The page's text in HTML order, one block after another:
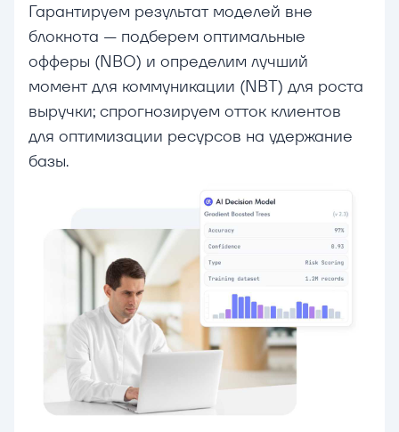
Гарантируем результат моделей вне
блокнота — подберем оптимальные
офферы (NBO) и определим лучший
момент для коммуникации (NBT) для роста
выручки; cпрогнозируем отток клиентов
для оптимизации ресурсов на удержание
базы.